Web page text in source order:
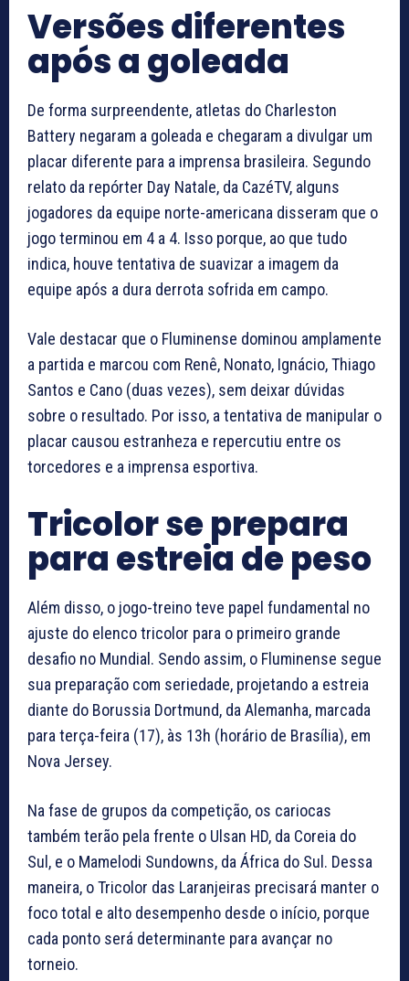
Versões diferentes
após a goleada
De forma surpreendente, atletas do Charleston
Battery negaram a goleada e chegaram a divulgar um
placar diferente para a imprensa brasileira. Segundo
relato da repórter Day Natale, da CazéTV, alguns
jogadores da equipe norte-americana disseram que o
jogo terminou em 4 a 4. Isso porque, ao que tudo
indica, houve tentativa de suavizar a imagem da
equipe após a dura derrota sofrida em campo.
Vale destacar que o Fluminense dominou amplamente
a partida e marcou com Renê, Nonato, Ignácio, Thiago
Santos e Cano (duas vezes), sem deixar dúvidas
sobre o resultado. Por isso, a tentativa de manipular o
placar causou estranheza e repercutiu entre os
torcedores e a imprensa esportiva.
Tricolor se prepara
para estreia de peso
Além disso, o jogo-treino teve papel fundamental no
ajuste do elenco tricolor para o primeiro grande
desafio no Mundial. Sendo assim, o Fluminense segue
sua preparação com seriedade, projetando a estreia
diante do Borussia Dortmund, da Alemanha, marcada
para terça-feira (17), às 13h (horário de Brasília), em
Nova Jersey.
Na fase de grupos da competição, os cariocas
também terão pela frente o Ulsan HD, da Coreia do
Sul, e o Mamelodi Sundowns, da África do Sul. Dessa
maneira, o Tricolor das Laranjeiras precisará manter o
foco total e alto desempenho desde o início, porque
cada ponto será determinante para avançar no
torneio.